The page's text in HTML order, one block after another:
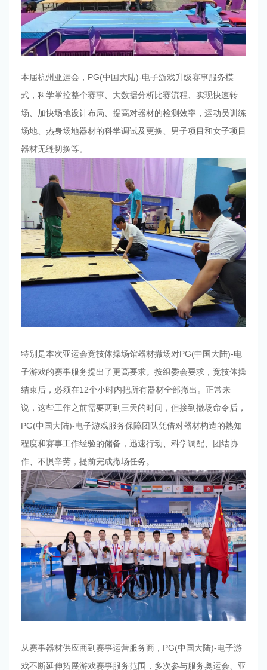
本届杭州亚运会，PG(中国大陆)-电子游戏升级赛事服务模
式，科学掌控整个赛事、大数据分析比赛流程、实现快速转
场、加快场地设计布局、提高对器材的检测效率，运动员训练
场地、热身场地器材的科学调试及更换、男子项目和女子项目
器材无缝切换等。
特别是本次亚运会竞技体操场馆器材撤场对PG(中国大陆)-电
子游戏的赛事服务提出了更高要求。按组委会要求，竞技体操
结束后，必须在12个小时内把所有器材全部撤出。正常来
说，这些工作之前需要两到三天的时间，但接到撤场命令后，
PG(中国大陆)-电子游戏服务保障团队凭借对器材构造的熟知
程度和赛事工作经验的储备，迅速行动、科学调配、团结协
作、不惧辛劳，提前完成撤场任务。
从赛事器材供应商到赛事运营服务商，PG(中国大陆)-电子游
戏不断延伸拓展游戏赛事服务范围，多次参与服务奥运会、亚